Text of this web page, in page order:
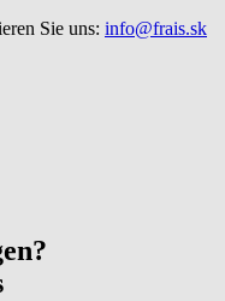
Sie uns: info@frais.sk